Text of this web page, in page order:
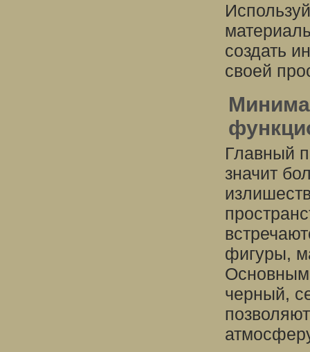
создать
своей
Главный
значит
фигуры,
черный,